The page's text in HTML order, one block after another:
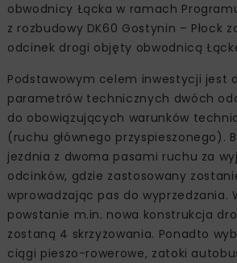
obwodnicy Łącka w ramach
z rozbudowy DK60 Gostynin – Płock
odcinek drogi objęty obwodnicą
Podstawowym celem inwestycji jest
parametrów technicznych dwóch
do obowiązujących warunków
(ruchu głównego przyspieszonego).
jezdnia z dwoma pasami ruchu za
odcinków, gdzie zastosowany
wprowadzając pas do wyprzedzania.
powstanie m.in. nowa konstrukcja
zostaną 4 skrzyżowania. Ponadto
ciągi pieszo-rowerowe, zatoki